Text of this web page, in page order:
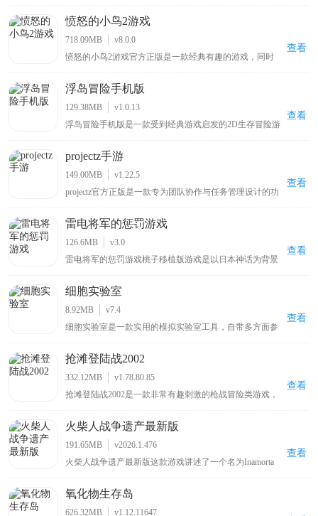
剔除元素，也有有趣的爱情情节，能让玩家沉浸其中，尽
情享受甜蜜乐趣，给玩家带来别具一格的消除游戏体验，
适合喜爱消除类游戏的玩家畅玩。
愤怒的小鸟2游戏
718.09MB
v8.0.0
愤怒的小鸟2游戏官方正版是一款经典有趣的游戏，同时
现有了很大的提升，场景立体效果也显得更加的突出，给
玩家带来很强的视觉冲击力，而小鸟角色得益于在3D画面
的加持下，显得更加生动可爱，相信能给玩家带来别样的
惊喜。
查看
浮岛冒险手机版
129.38MB
v1.0.13
浮岛冒险手机版是一款受到经典游戏启发的2D生存冒险游
家带来了熟悉而愉快的游戏体验。在游戏中充满了探索的
乐趣，你可以自由地在浮岛上探索、收集资源、打造工具
和装备，面对挑战并解锁新的区域。
查看
projectz手游
149.00MB
v1.22.5
projectz官方正版是一款专为团队协作与任务管理设计的功
还是大型企业其多样化需求都能满足，支持任务分配、进
度监控、文件共享和实时沟通等功能，跨平台兼容性保证
不同设备可无缝使用，云端存储保障数据安全与可访问
性，以简洁操作和强大功能成提升团队效率理想之选。
查看
雷电将军的惩罚游戏
126.6MB
v3.0
雷电将军的惩罚游戏桃子移植版游戏是以日本神话为背景
家，需在充满挑战关卡击败强大敌人并解开雷电将军背后
秘密，融合角色养成、装备升级和策略战斗等元素带来深
度游戏体验，让喜欢动作游戏或对神话故事感兴趣的玩家
都能从中找到乐趣。
查看
细胞实验室
8.92MB
v7.4
细胞实验室是一款实用的模拟实验室工具，自带多方面参
培养皿状态，帮助用户提升对细胞实验的学习状态，适合
对细胞实验学习感兴趣的用户使用，能让其在模拟环境中
更好地探索细胞培养相关知识。
查看
抢滩登陆战2002
332.12MB
v1.78.80.85
抢滩登陆战2002是一款非常有趣刺激的枪战冒险类游戏，
冒险体验，帮助玩家享受到最多元的射击感受体验，帮助
玩家找到各种非常刺激的动作体验，游戏以沙滩登录为背
景，玩家需要在这款游戏中收集到各种枪械来面临各种枪
战体验，玩家可以在这里感受到最多元的游戏魅力，加入
查看
火柴人战争遗产最新版
191.65MB
v2026.1.476
火柴人战争遗产最新版这款游戏讲述了一个名为Inamorta
争工艺。该游戏场景设计宏伟，地图广袤，在地图上会有
不同国家划分出来疆域，你将依照不断增加的战争工艺来
查看
氧化物生存岛
626.32MB v1.12.11647